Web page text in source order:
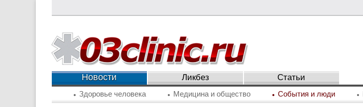
Новости Ликбез Статьи
Здоровье человека Медицина и общество События и люди